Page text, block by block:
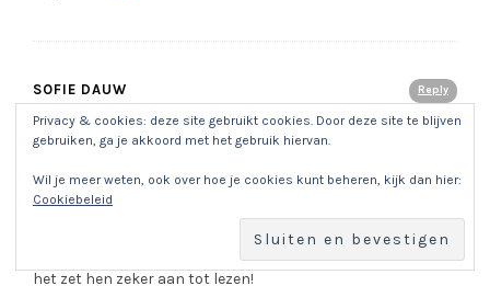
Reply
SOFIE DAUW
27 maart 2018 at 17:36
Omdat ik zowel thuis (2 kleuters) als op school
(buitengewoon secundair onderwijs) kinderen heb, die me
het hemd van mijn lichaam vragen, zouden deze
eens wat anders dan de info online te moeten opzoeken en
het zet hen zeker aan tot lezen!
Privacy & cookies: deze site gebruikt cookies. Door deze site te blijven
gebruiken, ga je akkoord met het gebruik hiervan.
Wil je meer weten, ook over hoe je cookies kunt beheren, kijk dan hier:
Cookiebeleid